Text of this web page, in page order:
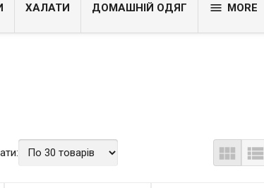
ХАЛАТИ ДОМАШНІЙ ОДЯГ  MORE
 